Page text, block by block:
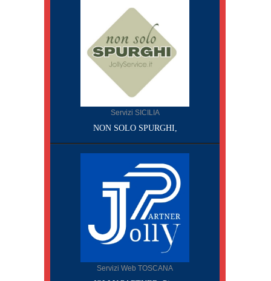
Servizi SICILIA
NON SOLO SPURGHI,
Servizi Web TOSCANA